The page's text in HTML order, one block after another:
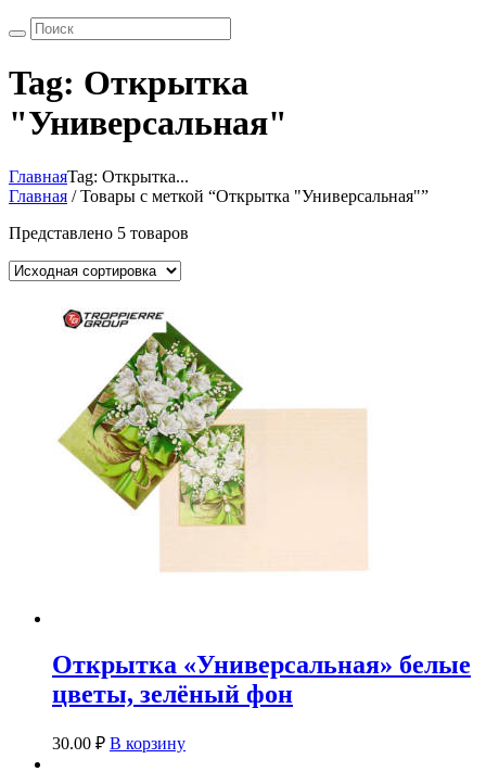
Tag: Открытка
"Универсальная"
ГлавнаяTag: Открытка...
Главная / Товары с меткой “Открытка "Универсальная"”
Представлено 5 товаров
Открытка «Универсальная» белые
цветы, зелёный фон
30.00 ₽ В корзину